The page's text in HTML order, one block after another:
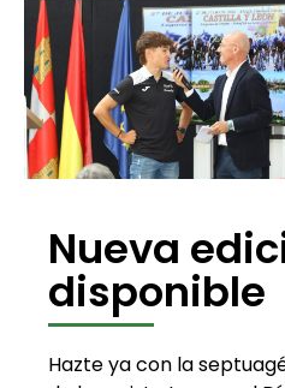
Nueva
disponible
Hazte ya con la